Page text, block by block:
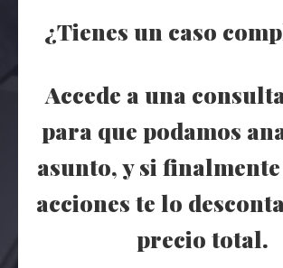
¿Tienes un caso
Accede a una
para que podamos
asunto, y si
acciones te lo
precio total.